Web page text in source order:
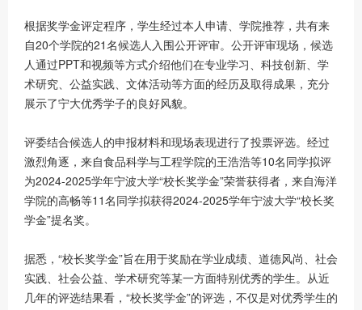
根据奖学金评定程序，学生经过本人申请、学院推荐，共有来
自20个学院的21名候选人入围公开评审。公开评审现场，候选
人通过PPT和视频等方式介绍他们在专业学习、科技创新、学
术研究、公益实践、文体活动等方面的经历及取得成果，充分
展示了宁大优秀学子的良好风貌。
评委结合候选人的申报材料和现场表现进行了投票评选。经过
激烈角逐，来自食品科学与工程学院的王浩浩等10名同学拟评
为2024-2025学年宁波大学“校长奖学金”荣誉获得者，来自海洋
学院的高畅等11名同学拟获得2024-2025学年宁波大学“校长奖
学金”提名奖。
据悉，“校长奖学金”旨在用于奖励在学业成绩、道德风尚、社会
实践、社会公益、学术研究等某一方面特别优秀的学生。从近
几年的评选结果看，“校长奖学金”的评选，不仅是对优秀学生的